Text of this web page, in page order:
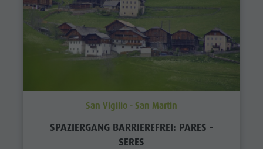
San Vigilio - San Martin
SPAZIERGANG BARRIEREFREI: PARES -
SERES